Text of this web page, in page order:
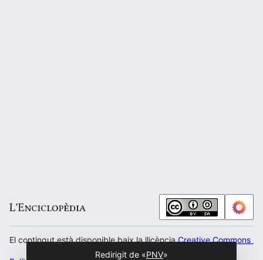
El contingut està disponible baix la llicènciaCreative Commons
Redirigit de «PNV»